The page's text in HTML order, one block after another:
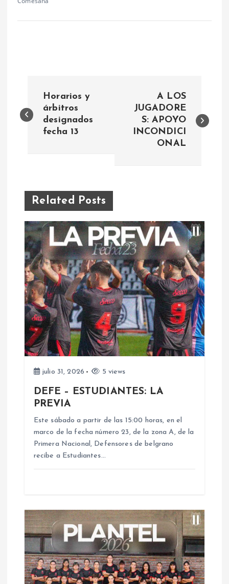
a
g
a
c
ó
n
d
d
a
s
Horarios y
árbitros
designados
fecha 13
A LOS
JUGADORE
S: APOYO
INCONDICI
ONAL
Related Posts
julio 31, 2026 5 views
DEFE – ESTUDIANTES: LA
PREVIA
Este sábado a partir de las 15:00 horas, en el
marco de la fecha número 23, de la zona A, de la
Primera Nacional, Defensores de belgrano
recibe a Estudiantes…